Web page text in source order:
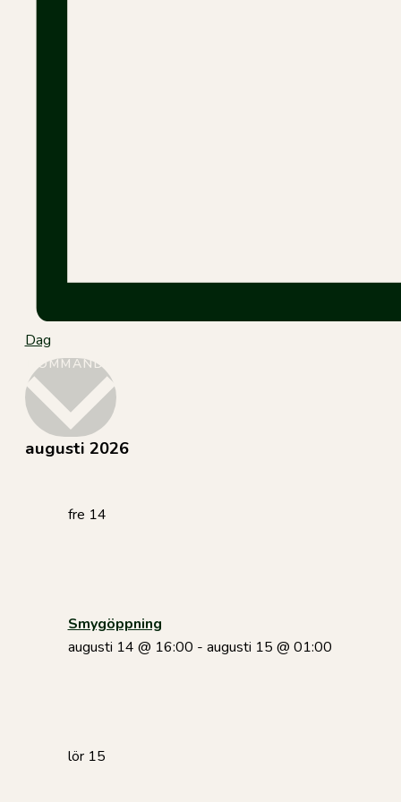
Dag
KOMMANDE
datum.
augusti 2026
fre 14
Smygöppning
augusti 14 @ 16:00 - augusti 15 @ 01:00
lör 15